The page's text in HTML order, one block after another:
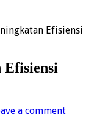
Efisiensi
Efisiensi
a comment